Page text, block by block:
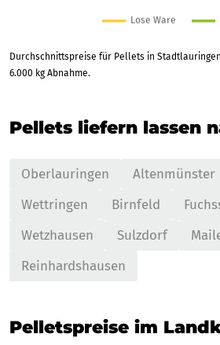
Durchschnittspreise für Pellets in
6.000 kg Abnahme.
Pellets liefern lassen
Oberlauringen Altenmünster
Wettringen
Birnfeld
Wetzhausen
Sulzdorf
Reinhardshausen
Pelletspreise im